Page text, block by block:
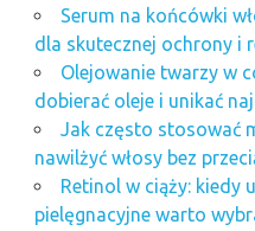
Serum na końcówki
dla skutecznej ochrony i
Olejowanie twarzy w
dobierać oleje i unikać
Jak często stosować
nawilżyć włosy bez
Retinol w ciąży: kiedy
pielęgnacyjne warto